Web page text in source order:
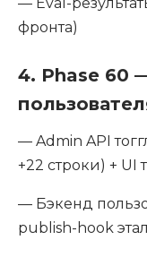
фронта)
4. Phase 60
— Admin API
+22 строки) + UI
— Бэкенд
publish-hook